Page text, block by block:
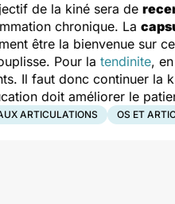
de la kiné sera de
chronique. La
être la bienvenue sur
Pour la tendinite,
Il faut donc continuer la
doit améliorer le
ARTICULATIONS OS ET